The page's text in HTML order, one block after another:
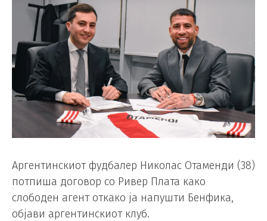
Аргентинскиот фудбалер Николас Отаменди (38)
потпиша договор со Ривер Плата како
слободен агент откако ја напушти Бенфика,
објави аргентинскиот клуб.